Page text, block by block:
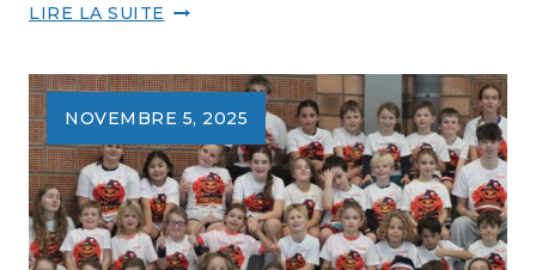
LIRE LA SUITE 🏀
U15
–
TOUSSAINT
2025
:
UNE
SEMAINE
NOVEMBRE 5, 2025